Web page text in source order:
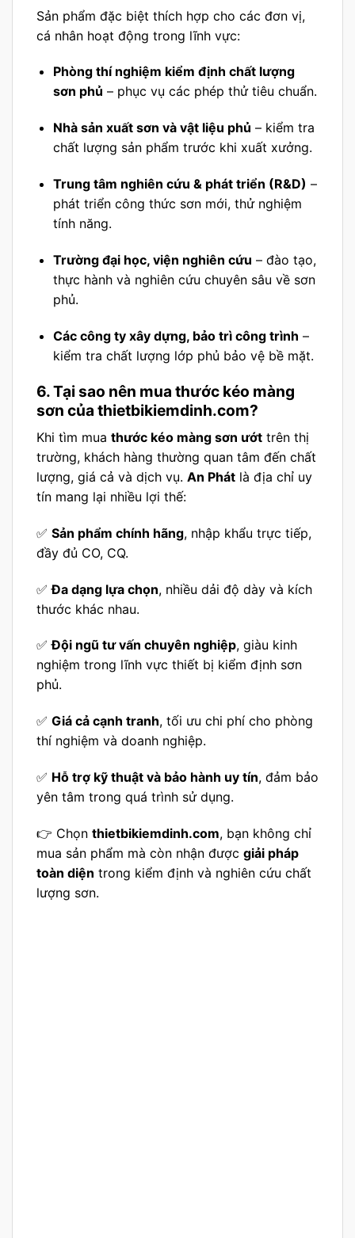
Sản phẩm đặc biệt thích hợp cho các đơn vị,
cá nhân hoạt động trong lĩnh vực:
Phòng thí nghiệm kiểm định chất lượng
sơn phủ – phục vụ các phép thử tiêu chuẩn.
Nhà sản xuất sơn và vật liệu phủ – kiểm tra
chất lượng sản phẩm trước khi xuất xưởng.
Trung tâm nghiên cứu & phát triển (R&D) –
phát triển công thức sơn mới, thử nghiệm
tính năng.
Trường đại học, viện nghiên cứu – đào tạo,
thực hành và nghiên cứu chuyên sâu về sơn
phủ.
Các công ty xây dựng, bảo trì công trình –
kiểm tra chất lượng lớp phủ bảo vệ bề mặt.
6. Tại sao nên mua thước kéo màng
sơn của thietbikiemdinh.com?
Khi tìm mua thước kéo màng sơn ướt trên thị
trường, khách hàng thường quan tâm đến chất
lượng, giá cả và dịch vụ. An Phát là địa chỉ uy
tín mang lại nhiều lợi thế:
✅ Sản phẩm chính hãng, nhập khẩu trực tiếp,
đầy đủ CO, CQ.
✅Đa dạng lựa chọn, nhiều dải độ dày và kích
thước khác nhau.
✅Đội ngũ tư vấn chuyên nghiệp, giàu kinh
nghiệm trong lĩnh vực thiết bị kiểm định sơn
phủ.
✅ Giá cả cạnh tranh, tối ưu chi phí cho phòng
thí nghiệm và doanh nghiệp.
✅ Hỗ trợ kỹ thuật và bảo hành uy tín, đảm bảo
yên tâm trong quá trình sử dụng.
👉 Chọn thietbikiemdinh.com, bạn không chỉ
mua sản phẩm mà còn nhận được giải pháp
toàn diện trong kiểm định và nghiên cứu chất
lượng sơn.